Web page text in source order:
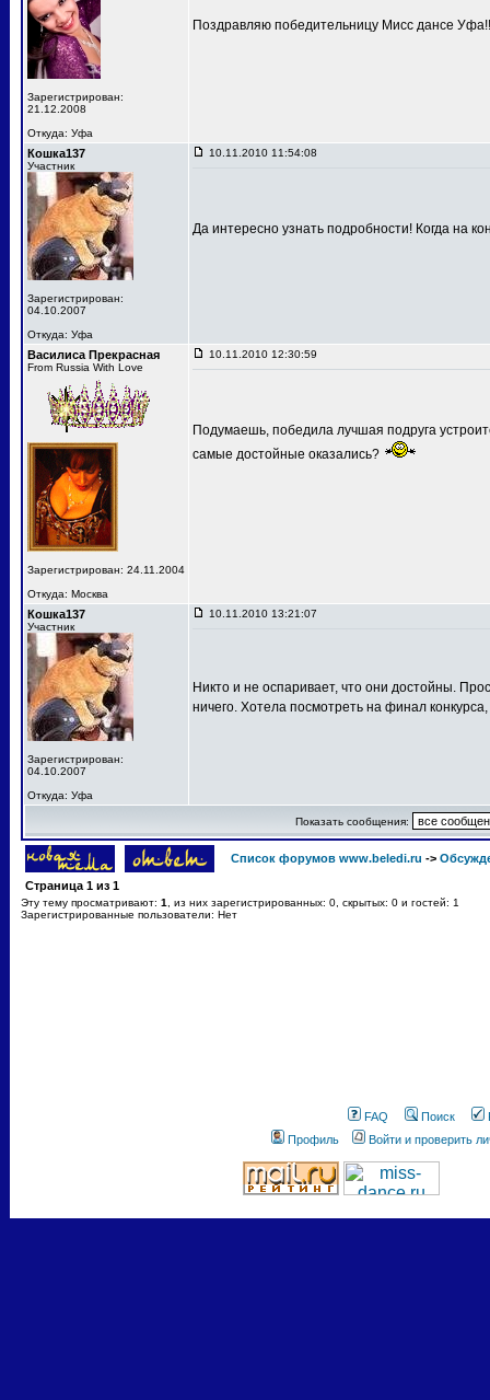
Зарегистрирован:
21.12.2008
Откуда: Уфа
Поздравляю победительницу Мисс дансе
Кошка137
Участник
Зарегистрирован:
04.10.2007
Откуда: Уфа
10.11.2010 11:54:08
Да интересно узнать подробности! Когда на
Василиса Прекрасная
From Russia With Love
Зарегистрирован: 24.11.2004
Откуда: Москва
10.11.2010 12:30:59
Подумаешь, победила лучшая подруга
самые достойные оказались?
Кошка137
Участник
Зарегистрирован:
04.10.2007
Откуда: Уфа
10.11.2010 13:21:07
Никто и не оспаривает, что они достойны.
ничего. Хотела посмотреть на финал
Показать сообщения:
Список форумов www.beledi.ru ->
Страница 1 из 1
Эту тему просматривают: 1
, из них зарегистрированных: 0, скрытых: 0 и гостей: 1
Зарегистрированные пользователи: Нет
FAQ Поиск
Профиль
Войти и проверить